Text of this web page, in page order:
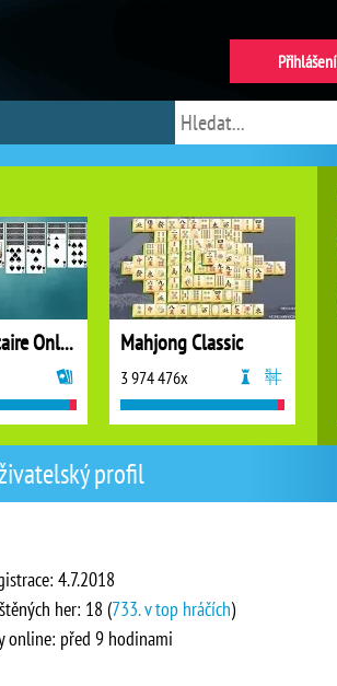
profil
4.7.2018
her: 18 (733. v top hráčích)
online: před 9 hodinami
Spider Solitaire Online Mahjong Classic
3 974 476x
Přihlášení